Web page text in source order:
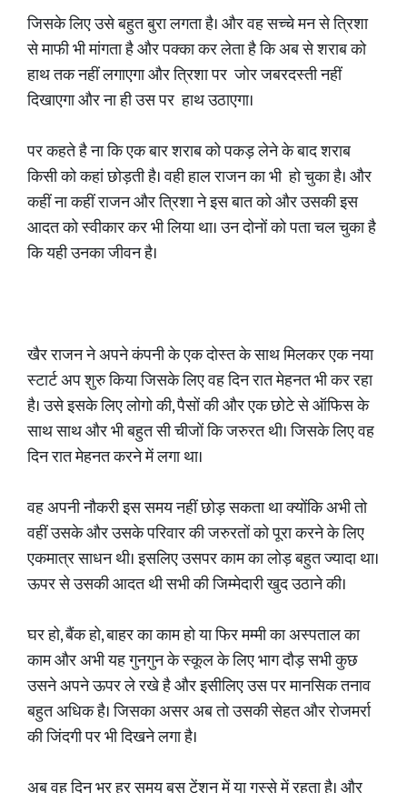
जिसके लिए उसे बहुत बुरा लगता है। और वह सच्चे मन से त्रिशा
से माफी भी मांगता है और पक्का कर लेता है कि अब से शराब को
हाथ तक नहीं लगाएगा और त्रिशा पर जोर जबरदस्ती नहीं
दिखाएगा और ना ही उस पर हाथ उठाएगा।
पर कहते है ना कि एक बार शराब को पकड़ लेने के बाद शराब
किसी को कहां छोड़ती है। वही हाल राजन का भी हो चुका है। और
कहीं ना कहीं राजन और त्रिशा ने इस बात को और उसकी इस
आदत को स्वीकार कर भी लिया था। उन दोनों को पता चल चुका है
कि यही उनका जीवन है।
खैर राजन ने अपने कंपनी के एक दोस्त के साथ मिलकर एक नया
स्टार्ट अप शुरु किया जिसके लिए वह दिन रात मेहनत भी कर रहा
है। उसे इसके लिए लोगो की, पैसों की और एक छोटे से ऑफिस के
साथ साथ और भी बहुत सी चीजों कि जरुरत थी। जिसके लिए वह
दिन रात मेहनत करने में लगा था।
वह अपनी नौकरी इस समय नहीं छोड़ सकता था क्योंकि अभी तो
वहीं उसके और उसके परिवार की जरुरतों को पूरा करने के लिए
एकमात्र साधन थी। इसलिए उसपर काम का लोड़ बहुत ज्यादा था।
ऊपर से उसकी आदत थी सभी की जिम्मेदारी खुद उठाने की।
घर हो, बैंक हो, बाहर का काम हो या फिर मम्मी का अस्पताल का
काम और अभी यह गुनगुन के स्कूल के लिए भाग दौड़ सभी कुछ
उसने अपने ऊपर ले रखे है और इसीलिए उस पर मानसिक तनाव
बहुत अधिक है। जिसका असर अब तो उसकी सेहत और रोजमर्रा
की जिंदगी पर भी दिखने लगा है।